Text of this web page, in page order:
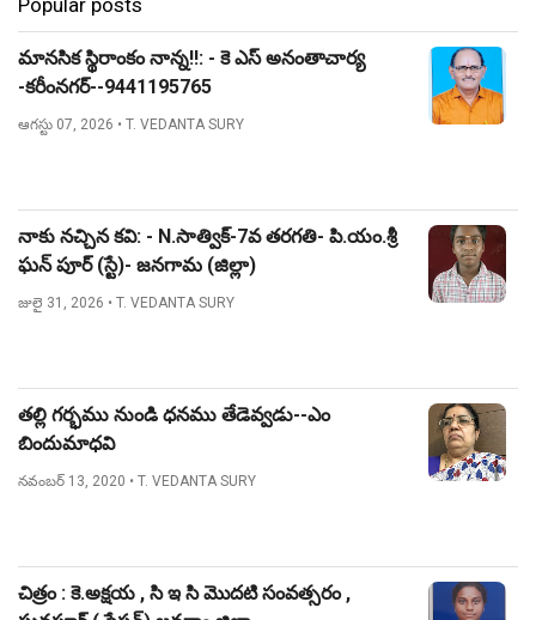
Popular posts
మానసిక స్థిరాంకం నాన్న!!: - కె ఎస్ అనంతాచార్య
-కరీంనగర్--9441195765
ఆగస్టు 07, 2026 • T. VEDANTA SURY
నాకు నచ్చిన కవి: - N.సాత్విక్-7వ తరగతి- పి.యం.శ్రీ
ఘన్ పూర్ (స్టే)- జనగామ (జిల్లా)
జులై 31, 2026 • T. VEDANTA SURY
తల్లి గర్భము నుండి ధనము తేడెవ్వడు--ఎం
బిందుమాధవి
నవంబర్ 13, 2020 • T. VEDANTA SURY
చిత్రం : కె.అక్షయ , సి ఇ సి మొదటి సంవత్సరం ,